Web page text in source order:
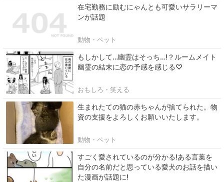
在宅勤務に励むにゃんとも可愛いサラリーマ
ンが話題
動物・ペット
もしかして…幽霊はそっち…!？ルームメイト
幽霊の結末に恋の予感を感じる♡
おもしろ・笑える
生まれたての猫の赤ちゃんが捨てられた。物
資の支援をよろしくお願いいたします。
動物・ペット
すごく愛されているのが分かる!ある言葉を
自分の名前だと思っている愛犬のお話を描い
た漫画が話題に!